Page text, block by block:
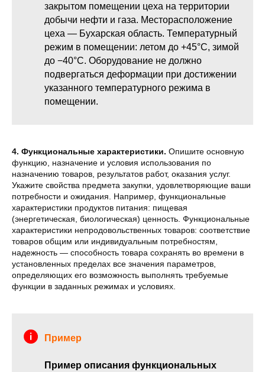
закрытом помещении цеха на территории
добычи нефти и газа. Месторасположение
цеха — Бухарская область. Температурный
режим в помещении: летом до +45°С, зимой
до −40°С. Оборудование не должно
подвергаться деформации при достижении
указанного температурного режима в
помещении.
4. Функциональные характеристики. Опишите основную
функцию, назначение и условия использования по
назначению товаров, результатов работ, оказания услуг.
Укажите свойства предмета закупки, удовлетворяющие ваши
потребности и ожидания. Например, функциональные
характеристики продуктов питания: пищевая
(энергетическая, биологическая) ценность. Функциональные
характеристики непродовольственных товаров: соответствие
товаров общим или индивидуальным потребностям,
надежность — способность товара сохранять во времени в
установленных пределах все значения параметров,
определяющих его возможность выполнять требуемые
функции в заданных режимах и условиях.
Пример
Пример описания функциональных